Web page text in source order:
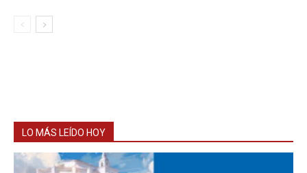
LO MÁS LEÍDO HOY